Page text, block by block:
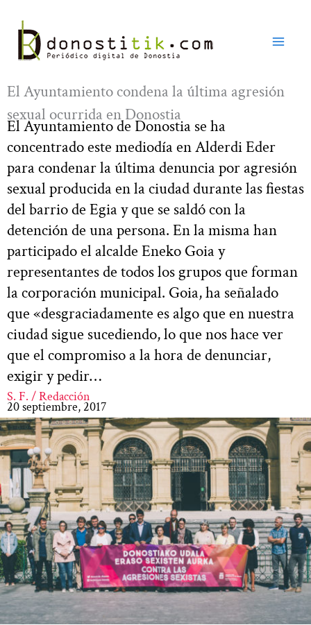
contenido
El Ayuntamiento condena la última agresión
sexual ocurrida en Donostia
El Ayuntamiento de Donostia se ha
concentrado este mediodía en Alderdi Eder
para condenar la última denuncia por agresión
sexual producida en la ciudad durante las fiestas
del barrio de Egia y que se saldó con la
detención de una persona. En la misma han
participado el alcalde Eneko Goia y
representantes de todos los grupos que forman
la corporación municipal. Goia, ha señalado
que «desgraciadamente es algo que en nuestra
ciudad sigue sucediendo, lo que nos hace ver
que el compromiso a la hora de denunciar,
exigir y pedir…
S. F. / Redacción
20 septiembre, 2017